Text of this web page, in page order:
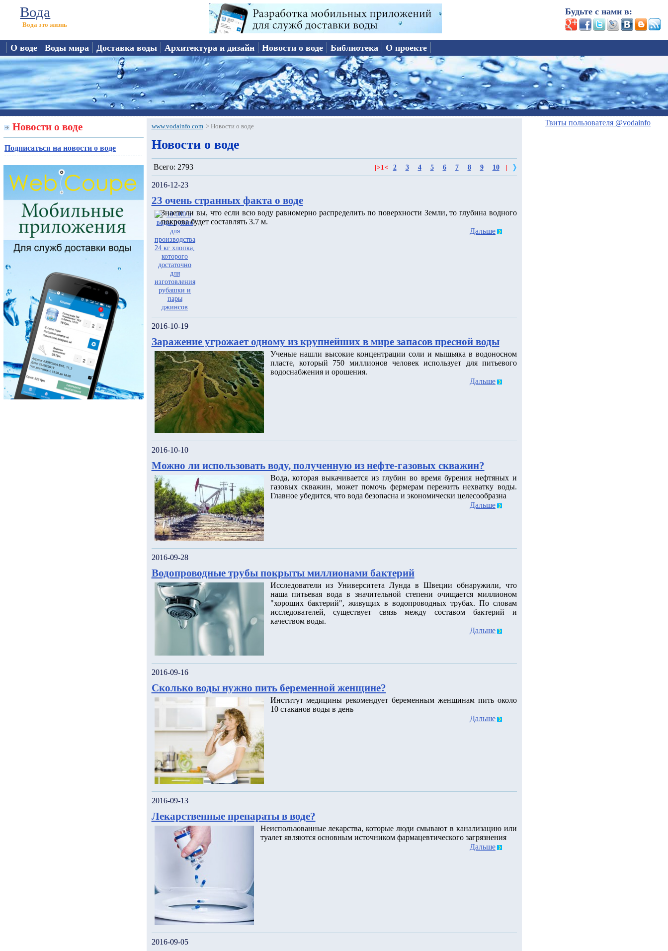
Вода
Вода это жизнь
Будьте с нами в:
О воде Воды мира Доставка воды Архитектура и дизайн Новости о воде Библиотека О проекте
Новости о воде
Подписаться на новости о воде
www.vodainfo.com > Новости о воде
Новости о воде
Всего: 2793 >1< 2 3 4 5 6 7 8 9 10
2016-12-23
23 очень странных факта о воде
Знаете ли вы, что если всю воду равномерно распределить по поверхности Земли, то глубина водного
покрова будет составлять 3.7 м.
Дальше
2016-10-19
Заражение угрожает одному из крупнейших в мире запасов пресной воды
Ученые нашли высокие концентрации соли и мышьяка в водоносном
пласте, который 750 миллионов человек использует для питьевого
водоснабжения и орошения.
Дальше
2016-10-10
Можно ли использовать воду, полученную из нефте-газовых скважин?
Вода, которая выкачивается из глубин во время бурения нефтяных и
газовых скважин, может помочь фермерам пережить нехватку воды.
Главное убедится, что вода безопасна и экономически целесообразна
Дальше
2016-09-28
Водопроводные трубы покрыты миллионами бактерий
Исследователи из Университета Лунда в Швеции обнаружили, что
наша питьевая вода в значительной степени очищается миллионом
"хороших бактерий", живущих в водопроводных трубах. По словам
исследователей, существует связь между составом бактерий и
качеством воды.
Дальше
2016-09-16
Сколько воды нужно пить беременной женщине?
Институт медицины рекомендует беременным женщинам пить около
10 стаканов воды в день
Дальше
2016-09-13
Лекарственные препараты в воде?
Неиспользованные лекарства, которые люди смывают в канализацию или
туалет являются основным источником фармацевтического загрязнения
Дальше
2016-09-05
Твиты пользователя @vodainfo